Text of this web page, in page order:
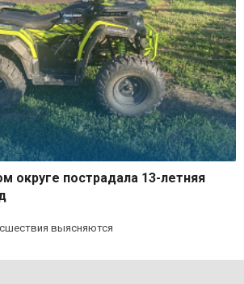
округе пострадала 13-летняя
выясняются